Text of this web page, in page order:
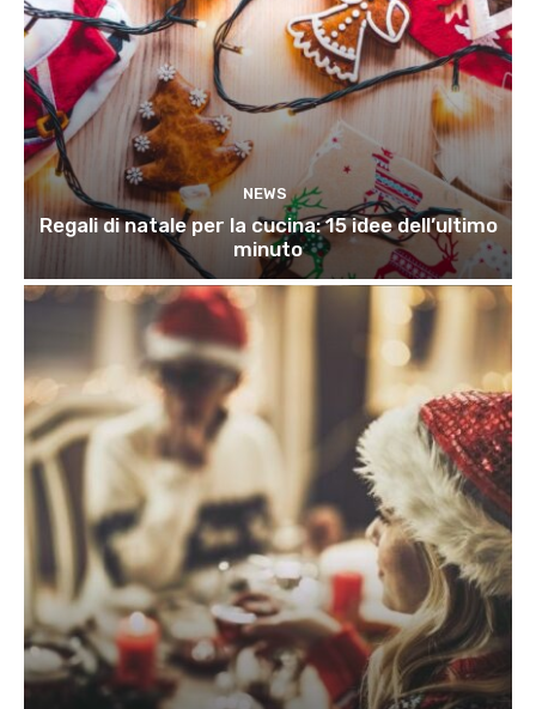
NEWS
Regali di natale per la cucina: 15 idee dell’ultimo
minuto